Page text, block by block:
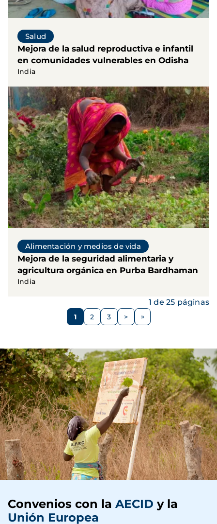
Salud
Mejora de la salud reproductiva e infantil
en comunidades vulnerables en Odisha
India
Alimentación y medios de vida
Mejora de la seguridad alimentaria y
agricultura orgánica en Purba Bardhaman
India
Página
1 Página
2 Página
3
Siguiente
>
1 de 25 páginas
Convenios con la AECID y la
Unión Europea